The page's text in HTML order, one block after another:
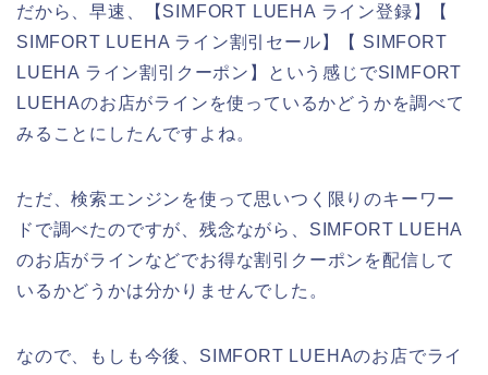
だから、早速、【SIMFORT LUEHA ライン登録】【
SIMFORT LUEHA ライン割引セール】【 SIMFORT
LUEHA ライン割引クーポン】という感じでSIMFORT
LUEHAのお店がラインを使っているかどうかを調べて
みることにしたんですよね。
ただ、検索エンジンを使って思いつく限りのキーワー
ドで調べたのですが、残念ながら、SIMFORT LUEHA
のお店がラインなどでお得な割引クーポンを配信して
いるかどうかは分かりませんでした。
なので、もしも今後、SIMFORT LUEHAのお店でライ